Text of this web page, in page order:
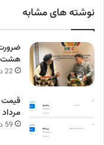
نوشته های مشابه
هشت
22 دقیقه پیش
مرداد ۱۴۰۵
59 دقیقه پیش